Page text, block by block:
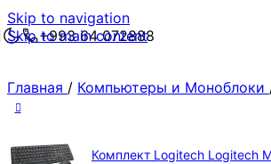
Skip to navigation
Skip to main content
+993 64 072888
Главная / Компьютеры и Моноблоки
Комплект Logitech Logitech